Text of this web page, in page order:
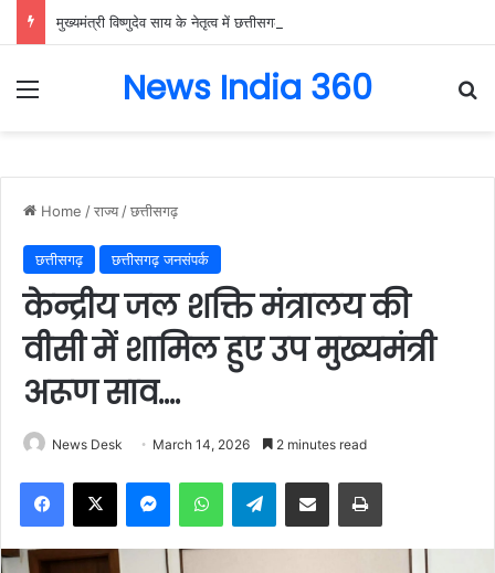
Menu News India 360
Home /राज्य /छत्तीसगढ़
छत्तीसगढ़ छत्तीसगढ़ जनसंपर्क
केन्द्रीय जल शक्ति मंत्रालय की
वीसी में शामिल हुए उप मुख्यमंत्री
अरूण साव….
News Desk March 14, 2026 2 minutes read
Facebook
X MessengerWhatsAppTelegramShare via Email Print